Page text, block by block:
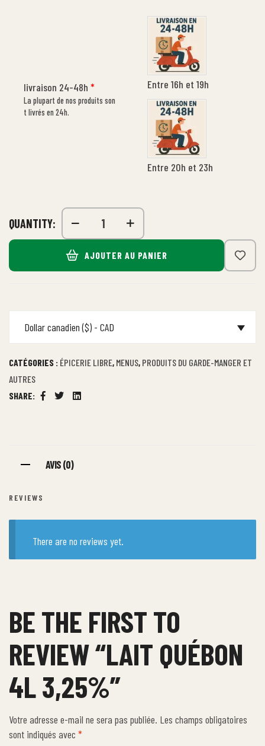
livraison 24-48h*
La plupart de nos produits son
t livrés en 24h.
Entre 16h et 19h
Entre 20h et 23h
QUANTITY:
AJOUTER AU PANIER
Dollar canadien ($) - CAD
CATÉGORIES : ÉPICERIE LIBRE, MENUS, PRODUITS DU GARDE-MANGER ET
AUTRES
SHARE:
Facebook
TwitterLinkedin
AVIS (0)
REVIEWS
There are no reviews yet.
BE THE FIRST TO
REVIEW “LAIT QUÉBON
4L 3,25%”
Votre adresse e-mail ne sera pas publiée. Les champs obligatoires
sont indiqués avec *